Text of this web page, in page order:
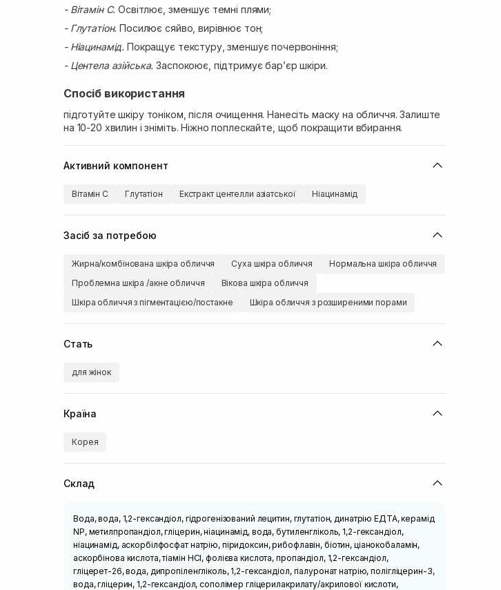
- Вітамін С. Освітлює, зменшує темні плями;
- Глутатіон.Посилює сяйво, вирівнює тон;
- Ніацинамід. Покращує текстуру, зменшує почервоніння;
- Центела азійська. Заспокоює, підтримує бар’єр шкіри.
Спосіб використання
підготуйте шкіру тоніком, після очищення. Нанесіть маску на обличчя. Залиште
на 10-20 хвилин і зніміть. Ніжно поплескайте, щоб покращити вбирання.
Активний компонент
Вітамін C Глутатіон Екстракт центелли азіатської Ніацинамід
Засіб за потребою
Жирна/комбінована шкіра обличчя Суха шкіра обличчя
Нормальна шкіра обличчя
Проблемна шкіра /акне обличчя
Вікова шкіра обличчя
Шкіра обличчя з пігментацією/постакне
Шкіра обличчя з розширеними порами
Стать
для жінок
Країна
Корея
Склад
Вода, вода, 1,2-гександіол, гідрогенізований лецитин, глутатіон, динатрію ЕДТА, керамід
NP, метилпропандіол, гліцерин, ніацинамід, вода, бутиленгліколь, 1,2-гександіол,
ніацинамід, аскорбілфосфат натрію, піридоксин, рибофлавін, біотин, ціанокобаламін,
аскорбінова кислота, тіамін HCl, фолієва кислота, пропандіол, 1,2-гександіол,
гліцерет-26, вода, дипропіленгліколь, 1,2-гександіол, гіалуронат натрію, полігліцерин-3,
вода, гліцерин, 1,2-гександіол, сополімер гліцерилакрилату/акрилової кислоти,